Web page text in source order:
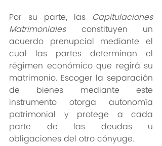
Por su parte, las Capitulaciones
Matrimoniales constituyen un
acuerdo prenupcial mediante el
cual las partes determinan el
régimen económico que regirá su
matrimonio. Escoger la separación
de bienes mediante este
instrumento otorga autonomía
patrimonial y protege a cada
parte de las deudas u
obligaciones del otro cónyuge.